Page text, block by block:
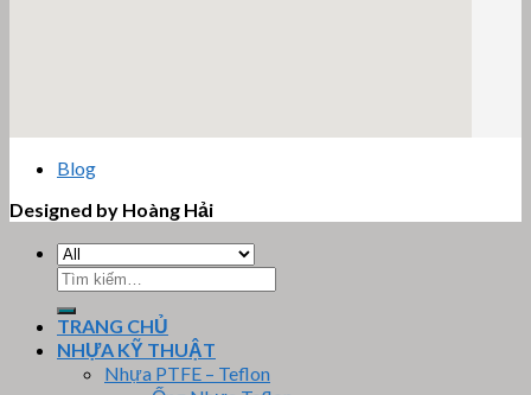
Blog
Designed by Hoàng Hải
Tìm
kiếm:
TRANG CHỦ
NHỰA KỸ THUẬT
Nhựa PTFE – Teflon